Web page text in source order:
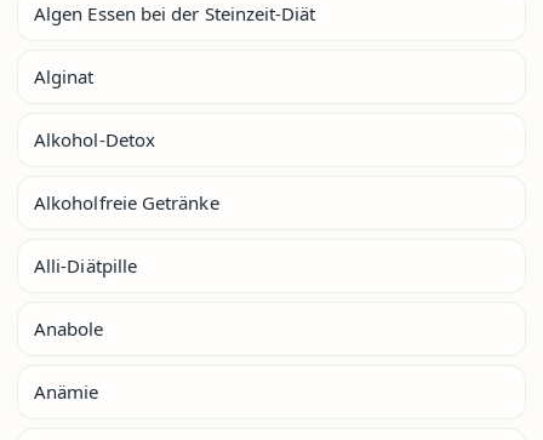
Algen Essen bei der Steinzeit-Diät
Alginat
Alkohol-Detox
Alkoholfreie Getränke
Alli-Diätpille
Anabole
Anämie